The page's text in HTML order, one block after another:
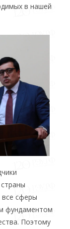
в нашей
все сферы
фундаментом
Поэтому